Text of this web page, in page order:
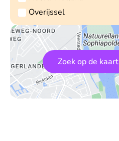
Overijssel
Zoek op de kaart